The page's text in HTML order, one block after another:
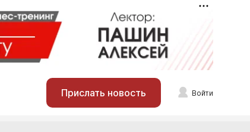
Прислать новость Войти